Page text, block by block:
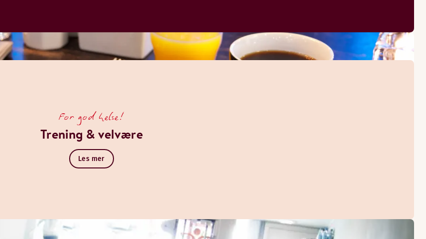
For god helse!
Trening & velvære
Les mer